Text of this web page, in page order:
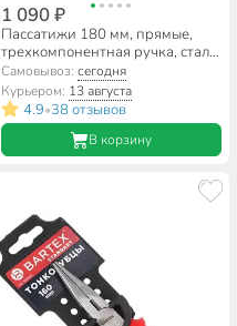
1 090 ₽
Пассатижи 180 мм, прямые,
трехкомпонентная ручка, сталь,
Bartex, Pro Nature Эко, TFCP007
Самовывоз: сегодня
Курьером: 13 августа
4.9•38 отзывов
В корзину